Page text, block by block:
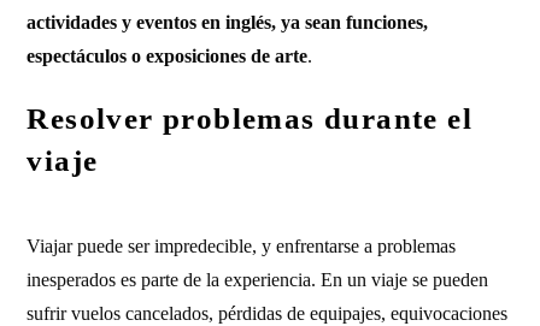
actividades y eventos en inglés, ya sean funciones,
espectáculos o exposiciones de arte.
Resolver problemas durante el
viaje
Viajar puede ser impredecible, y enfrentarse a problemas
inesperados es parte de la experiencia. En un viaje se pueden
sufrir vuelos cancelados, pérdidas de equipajes, equivocaciones